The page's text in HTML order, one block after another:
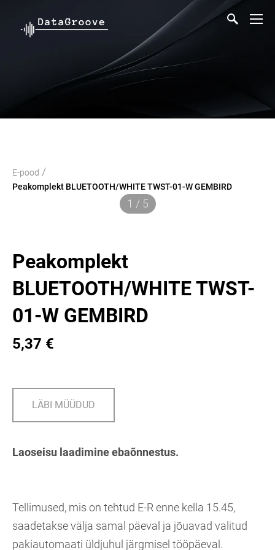
E-pood /
Peakomplekt BLUETOOTH/WHITE TWST-01-W GEMBIRD
1 / 5
Peakomplekt
BLUETOOTH/WHITE TWST-
01-W GEMBIRD
5,37 €
LÄBI MÜÜDUD
Laoseisu laadimine ebaõnnestus.
Tellimused, mis on tehtud E-R enne kella 15.45,
saadetakse välja samal päeval ja jõuavad valitud
pakiautomaati üldjuhul järgmisel tööpäeval.